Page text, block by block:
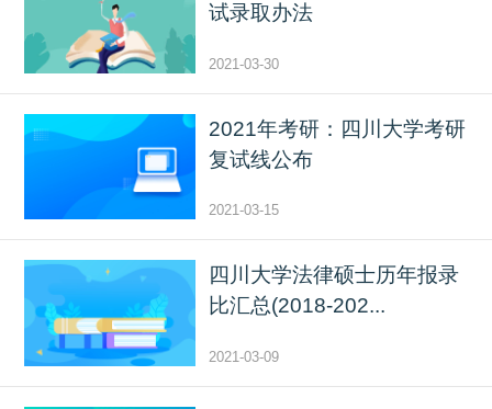
试录取办法
2021-03-30
2021年考研：四川大学考研
复试线公布
2021-03-15
四川大学法律硕士历年报录
比汇总(2018-202...
2021-03-09